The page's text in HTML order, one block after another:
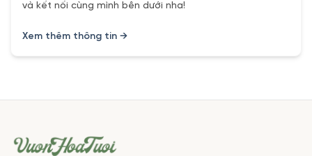
và kết nối cùng mình bên dưới nha!
Xem thêm thông tin →